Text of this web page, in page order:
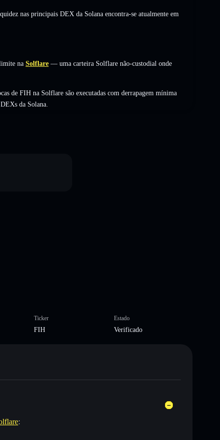
nas principais DEX da Solana encontra-se atualmente em
na Solflare — uma carteira Solflare não-custodial onde
de FIH na Solflare são executadas com derrapagem mínima
da Solana.
Ticker
FIH
Estado
Verificado
: